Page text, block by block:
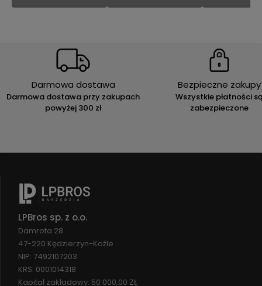
Darmowa dostawa
Darmowa dostawa przy zakupach
powyżej 300 zł
Bezpieczne zakupy
Wszystkie płatności
zabezpieczone
LPBros sp. z o.o.
Damrota 28
47-220 Kędzierzyn-Koźle
NIP: 7492107203
KRS: 0001014318
Kapitał zakładowy: 50 000,00 ZŁ